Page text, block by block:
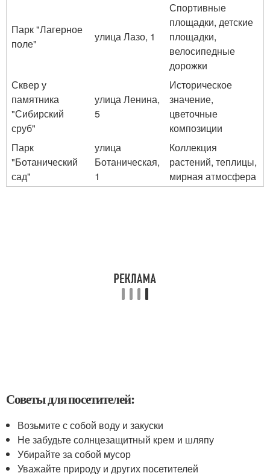
Парк "Лагерное
поле"
улица Лазо, 1
Спортивные
площадки, детские
площадки,
велосипедные
дорожки
Сквер у
памятника
"Сибирский
сруб"
улица Ленина,
5
Историческое
значение,
цветочные
композиции
Парк
"Ботанический
сад"
улица
Ботаническая,
1
Коллекция
растений, теплицы,
мирная атмосфера
Советы для посетителей:
Возьмите с собой воду и закуски
Не забудьте солнцезащитный крем и шляпу
Убирайте за собой мусор
Уважайте природу и других посетителей